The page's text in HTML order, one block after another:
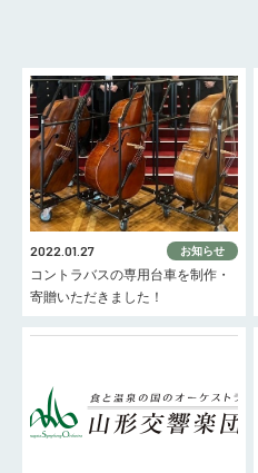
2022.01.27 お知らせ
コントラバスの専用台車を制作・
寄贈いただきました！